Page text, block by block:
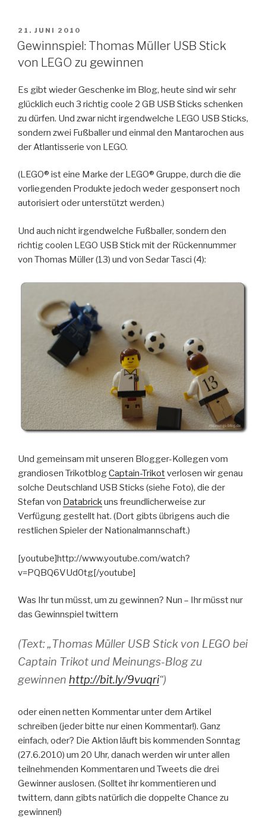
VERÖFFENTLICHT
AM
21. JUNI 2010
Gewinnspiel: Thomas Müller USB Stick
von LEGO zu gewinnen
Es gibt wieder Geschenke im Blog, heute sind wir sehr
glücklich euch 3 richtig coole 2 GB USB Sticks schenken
zu dürfen. Und zwar nicht irgendwelche LEGO USB Sticks,
sondern zwei Fußballer und einmal den Mantarochen aus
der Atlantisserie von LEGO.
(LEGO® ist eine Marke der LEGO® Gruppe, durch die die
vorliegenden Produkte jedoch weder gesponsert noch
autorisiert oder unterstützt werden.)
Und auch nicht irgendwelche Fußballer, sondern den
richtig coolen LEGO USB Stick mit der Rückennummer
von Thomas Müller (13) und von Sedar Tasci (4):
Und gemeinsam mit unseren Blogger-Kollegen vom
grandiosen TrikotblogCaptain-Trikotverlosen wir genau
solche Deutschland USB Sticks (siehe Foto), die der
Stefan von Databrickuns freundlicherweise zur
Verfügung gestellt hat. (Dort gibts übrigens auch die
restlichen Spieler der Nationalmannschaft.)
[youtube]http://www.youtube.com/watch?
v=PQBQ6VUd0tg[/youtube]
Was Ihr tun müsst, um zu gewinnen? Nun – Ihr müsst nur
das Gewinnspiel twittern
(Text: „Thomas Müller USB Stick von LEGO bei
Captain Trikot und Meinungs-Blog zu
gewinnen http://bit.ly/9vuqri“)
oder einen netten Kommentar unter dem Artikel
schreiben (jeder bitte nur einen Kommentar!). Ganz
einfach, oder? Die Aktion läuft bis kommenden Sonntag
(27.6.2010) um 20 Uhr, danach werden wir unter allen
teilnehmenden Kommentaren und Tweets die drei
Gewinner auslosen. (Solltet ihr kommentieren und
twittern, dann gibts natürlich die doppelte Chance zu
gewinnen!)